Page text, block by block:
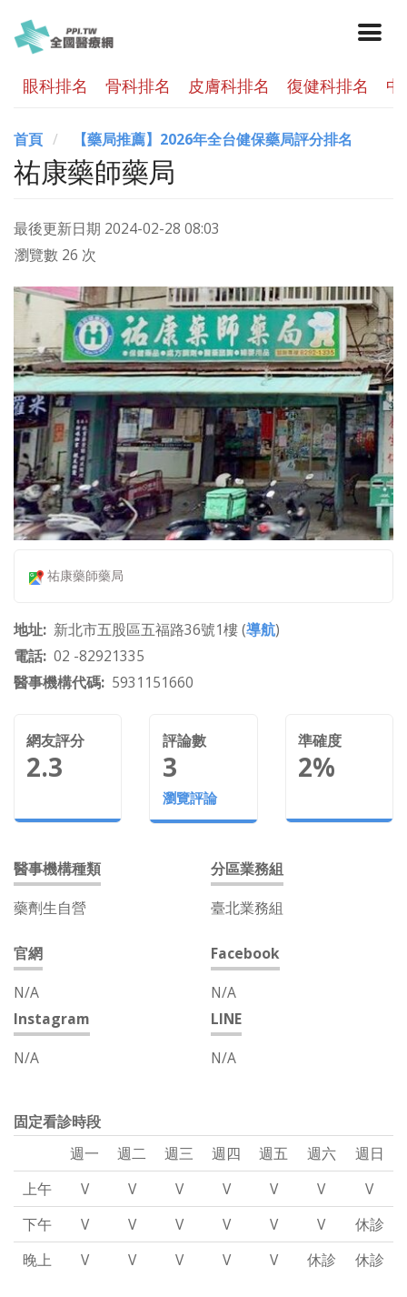
眼科排名 骨科排名 皮膚科排名 復健科排名
首頁 【藥局推薦】2026年全台健保藥局評分排名
祐康藥師藥局
最後更新日期 2024-02-28 08:03
瀏覽數 26 次
祐康藥師藥局
地址 新北市五股區五福路36號1樓 (導航)
電話 02 -82921335
醫事機構代碼 5931151660
網友評分
2.3
評論數
3
瀏覽評論
準確度
2%
醫事機構種類
藥劑生自營
分區業務組
臺北業務組
官網
N/A
Facebook
N/A
Instagram
N/A
LINE
N/A
固定看診時段
週一
週二 週三 週四 週五 週六
週日
上午
V V V V V V
V
下午
V V V V V V
休診
晚上
V V V V V 休診 休診